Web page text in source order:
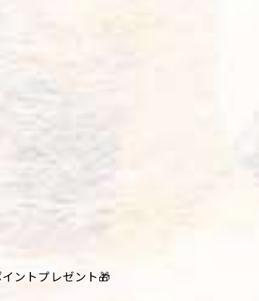
ントプレゼント🎁